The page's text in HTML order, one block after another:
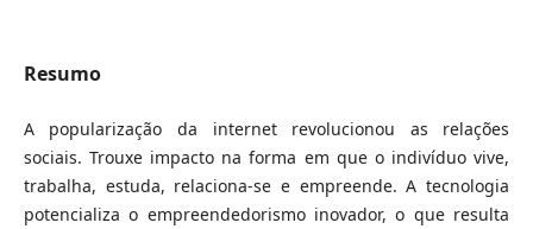
Resumo
A popularização da internet revolucionou as relações
sociais. Trouxe impacto na forma em que o indivíduo vive,
trabalha, estuda, relaciona-se e empreende. A tecnologia
potencializa o empreendedorismo inovador, o que resulta